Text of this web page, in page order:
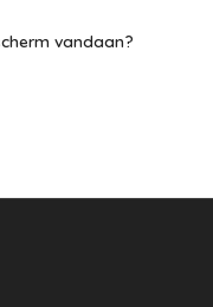
vandaan?